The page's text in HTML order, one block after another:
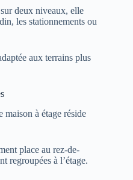
deux niveaux, elle
les stationnements ou
aux terrains plus
maison à étage réside
place au rez-de-
regroupées à l’étage.